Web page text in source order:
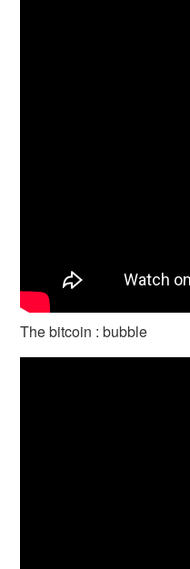
The bitcoin : bubble